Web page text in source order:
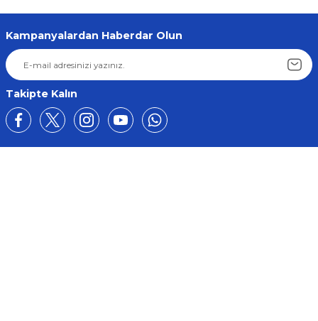
Kampanyalardan Haberdar Olun
Takipte Kalın